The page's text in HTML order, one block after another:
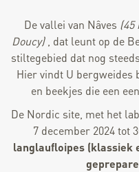
De vallei van Nâves (45
Doucy), dat leunt op de
stiltegebied dat nog
Hier vindt U bergweides
en beekjes die een
De Nordic site, met het
7 december 2024 tot
langlaufloipes (klassiek